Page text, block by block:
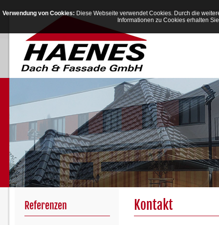
Verwendung von Cookies: Diese Webseite verwendet Cookies. Durch die
Informationen zu Cookies erhalten
Referenzen Kontakt